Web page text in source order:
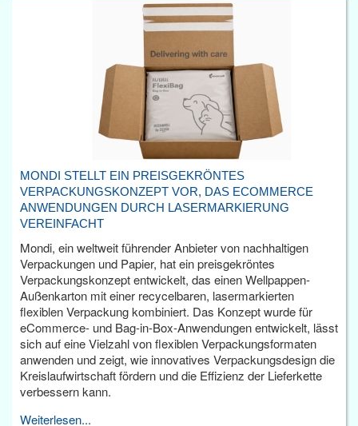
MONDI STELLT EIN PREISGEKRÖNTES
VERPACKUNGSKONZEPT VOR, DAS ECOMMERCE
ANWENDUNGEN DURCH LASERMARKIERUNG
VEREINFACHT
Mondi, ein weltweit führender Anbieter von nachhaltigen
Verpackungen und Papier, hat ein preisgekröntes
Verpackungskonzept entwickelt, das einen Wellpappen-
Außenkarton mit einer recycelbaren, lasermarkierten
flexiblen Verpackung kombiniert. Das Konzept wurde für
eCommerce- und Bag-in-Box-Anwendungen entwickelt, lässt
sich auf eine Vielzahl von flexiblen Verpackungsformaten
anwenden und zeigt, wie innovatives Verpackungsdesign die
Kreislaufwirtschaft fördern und die Effizienz der Lieferkette
verbessern kann.
Weiterlesen...